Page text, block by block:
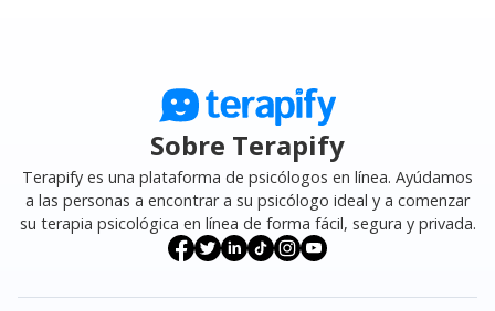
Sobre Terapify
Terapify es una plataforma de psicólogos en línea. Ayúdamos
a las personas a encontrar a su psicólogo ideal y a comenzar
su terapia psicológica en línea de forma fácil, segura y privada.